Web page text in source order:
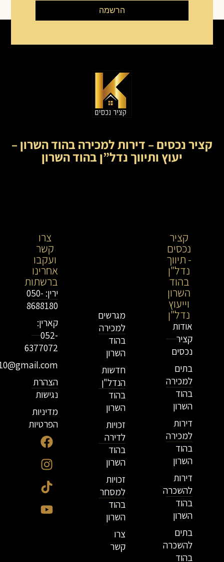
הרשמה
קציר נכסים – דירות למכירה בהוד השרון –
יעוץ ותיווך נדל”ן בהוד השרון
קציר
נכסים
- תיווך
נדל"ן
בהוד
השרון
וייעוץ
נדל"ן
אודות
קציר
נכסים
בתים
למכירה
בהוד
השרון
דירות
למכירה
בהוד
השרון
דירות
להשכרה
בהוד
השרון
בתים
להשכרה
בהוד
מגרשים
למכירה
בהוד
השרון
חדשות
הנדל"ן
בהוד
השרון
זכויות
לדירה
בהוד
השרון
זכויות
למסחר
בהוד
השרון
צרו
קשר
צרו
קשר
ועקבו
אחרינו
ברשתות
ירין: 050-
8688180
קארין:
052-
6377072
הצהרת
נגישות
מדיניות
הפרטיות